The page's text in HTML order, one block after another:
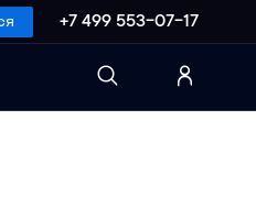
+7 499 553-07-17